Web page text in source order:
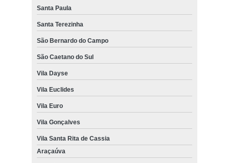
Santa Paula
Santa Terezinha
São Bernardo do Campo
São Caetano do Sul
Vila Dayse
Vila Euclides
Vila Euro
Vila Gonçalves
Vila Santa Rita de Cassia
Araçaúva